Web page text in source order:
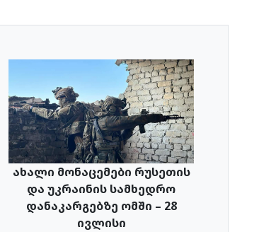
ახალი მონაცემები რუსეთის
და უკრაინის სამხედრო
დანაკარგებზე ომში – 28
ივლისი